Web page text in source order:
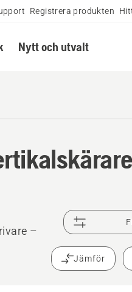
Registrera produkten
Nytt och utvalt
–
Jämför